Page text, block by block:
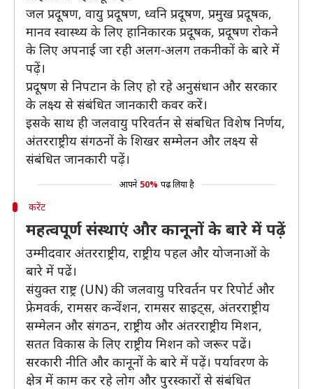
जल प्रदूषण, वायु प्रदूषण, ध्वनि प्रदूषण, प्रमुख प्रदूषक,
मानव स्वास्थ्य के लिए हानिकारक प्रदूषक, प्रदूषण रोकने
के लिए अपनाई जा रही अलग-अलग तकनीकों के बारे में
पढ़ें।
प्रदूषण से निपटान के लिए हो रहे अनुसंधान और सरकार
के लक्ष्य से संबंधित जानकारी कवर करें।
इसके साथ ही जलवायु परिवर्तन से संबधित विशेष निर्णय,
अंतरराष्ट्रीय संगठनों के शिखर सम्मेलन और लक्ष्य से
संबंधित जानकारी पढ़ें।
आपने 50% पढ़ लिया है
करेंट
महत्वपूर्ण संस्थाएं और कानूनों के बारे में पढ़ें
उम्मीदवार अंतरराष्ट्रीय, राष्ट्रीय पहल और योजनाओं के
बारे में पढें।
संयुक्त राष्ट्र (UN) की जलवायु परिवर्तन पर रिपोर्ट और
फ्रेमवर्क, रामसर कन्वेंशन, रामसर साइट्स, अंतरराष्ट्रीय
सम्मेलन और संगठन, राष्ट्रीय और अंतरराष्ट्रीय मिशन,
सतत विकास के लिए राष्ट्रीय मिशन को जरूर पढें।
सरकारी नीति और कानूनों के बारे में पढ़ें। पर्यावरण के
क्षेत्र में काम कर रहे लोग और पुरस्कारों से संबंधित